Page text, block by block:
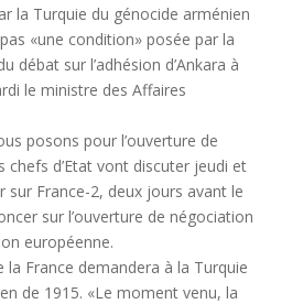
la Turquie du génocide arménien
«une condition» posée par la
débat sur l’adhésion d’Ankara à
le ministre des Affaires
posons pour l’ouverture de
d’Etat vont discuter jeudi et
France-2, deux jours avant le
sur l’ouverture de négociation
européenne.
France demandera à la Turquie
de 1915. «Le moment venu, la